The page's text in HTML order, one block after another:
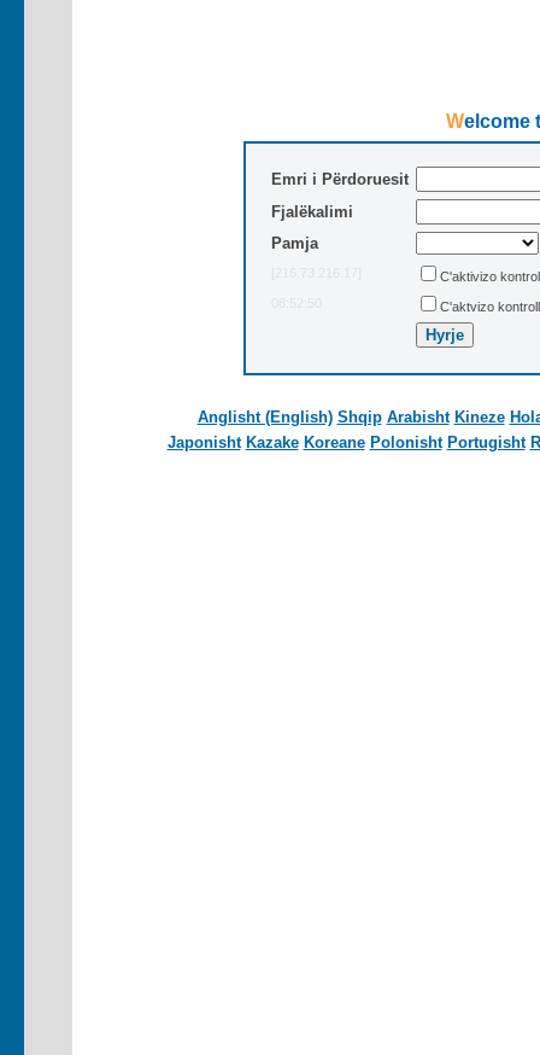
Emri i Përdoruesit
Fjalëkalimi
Pamja
[216.73.216.17]
C'aktivizo
08:52:50
C'aktvizo
Anglisht (English) Shqip Arabisht Kineze
Japonisht Kazake Koreane Polonisht Portugisht